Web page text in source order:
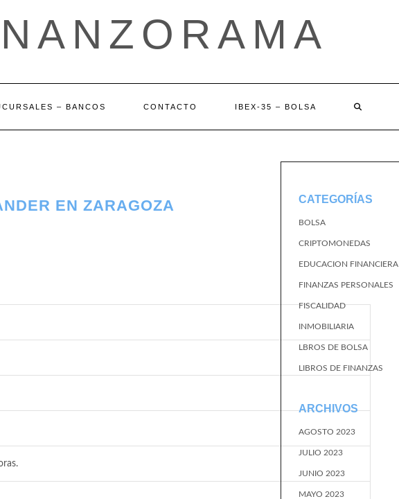
– BANCOS CONTACTO IBEX-35 – BOLSA
EN ZARAGOZA CATEGORÍAS
BOLSA
CRIPTOMONEDAS
EDUCACION FINANCIERA
FINANZAS PERSONALES
FISCALIDAD
INMOBILIARIA
LBROS DE BOLSA
LIBROS DE FINANZAS
ARCHIVOS
AGOSTO 2023
JULIO 2023
JUNIO 2023
MAYO 2023